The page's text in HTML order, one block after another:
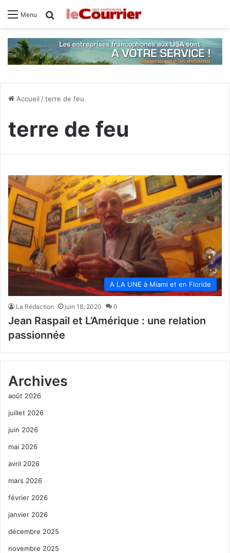
Menu Rechercher
Accueil /terre de feu
terre de feu
A LA UNE à Miami et en Floride
La Rédaction juin 18, 2020 0
Jean Raspail et L’Amérique : une relation
passionnée
Archives
août 2026
juillet 2026
juin 2026
mai 2026
avril 2026
mars 2026
février 2026
janvier 2026
décembre 2025
novembre 2025